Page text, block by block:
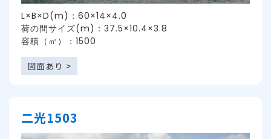
L×B×D(m)：60×14×4.0
荷の間サイズ(m)：37.5×10.4×3.8
容積（㎥）：1500
図面あり >
二光1503